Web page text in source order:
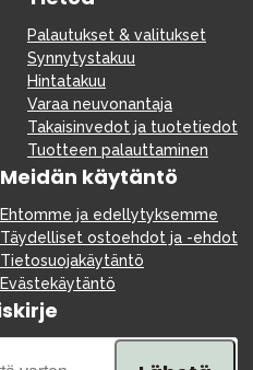
Palautukset & valitukset
Synnytystakuu
Hintatakuu
Varaa neuvonantaja
Takaisinvedot ja tuotetiedot
Tuotteen palauttaminen
Meidän käytäntö
Ehtomme ja edellytyksemme
Täydelliset ostoehdot ja -ehdot
Tietosuojakäytäntö
Evästekäytäntö
Outlet
Opas
osoitteessa